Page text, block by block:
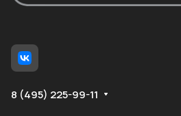
8 (495) 225-99-11